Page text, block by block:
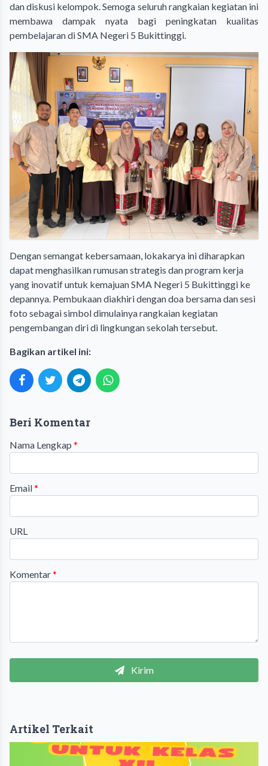
dan diskusi kelompok. Semoga seluruh rangkaian kegiatan ini
membawa dampak nyata bagi peningkatan kualitas
pembelajaran di SMA Negeri 5 Bukittinggi.
Dengan semangat kebersamaan, lokakarya ini diharapkan
dapat menghasilkan rumusan strategis dan program kerja
yang inovatif untuk kemajuan SMA Negeri 5 Bukittinggi ke
depannya. Pembukaan diakhiri dengan doa bersama dan sesi
foto sebagai simbol dimulainya rangkaian kegiatan
pengembangan diri di lingkungan sekolah tersebut.
Bagikan artikel ini:
Beri Komentar
Nama Lengkap *
Email*
URL
Komentar*
Kirim
Artikel Terkait